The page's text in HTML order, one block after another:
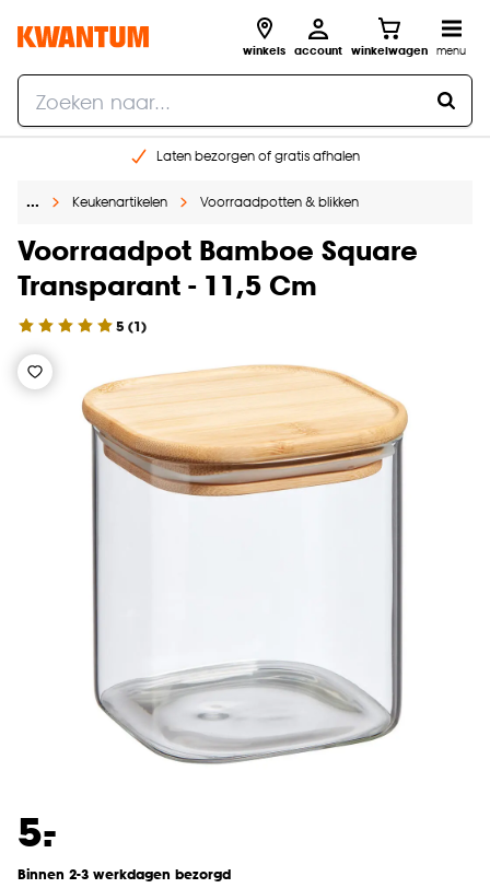
winkels account winkelwagen menu
Laten bezorgen of gratis afhalen
Gratis raam advies en opmeten aan huis
… Keukenartikelen Voorraadpotten & blikken
Voorraadpot Bamboe Square
Transparant - 11,5 Cm
5 (1)
5.
-
Binnen 2-3 werkdagen bezorgd